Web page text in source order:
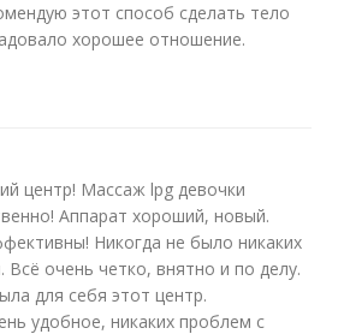
этот способ сделать тело
хорошее отношение.
центр! Массаж lpg девочки
Аппарат хороший, новый.
Никогда не было никаких
Всё очень четко, внятно и по делу.
для себя этот центр.
удобное, никаких проблем с